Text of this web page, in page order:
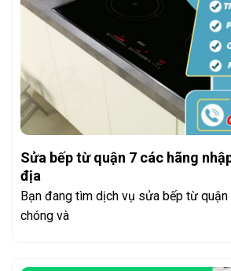
Sửa bếp từ quận 7 các hãng
địa
Bạn đang tìm dịch vụ sửa bếp từ quận
chóng và